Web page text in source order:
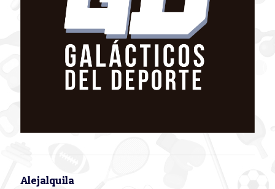
Alejalquila